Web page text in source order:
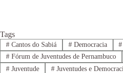
Tags
#Cantos do Sabiá #Democracia #
#Fórum de Juventudes de Pernambuco
#Juventude #Juventudes e